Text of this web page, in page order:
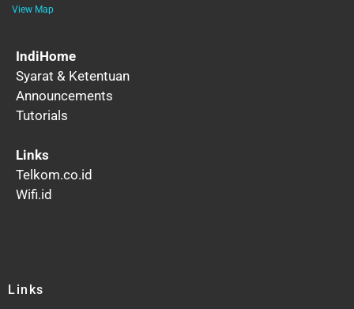
View Map
IndiHome
Syarat & Ketentuan
Announcements
Tutorials
Links
Telkom.co.id
Wifi.id
Links